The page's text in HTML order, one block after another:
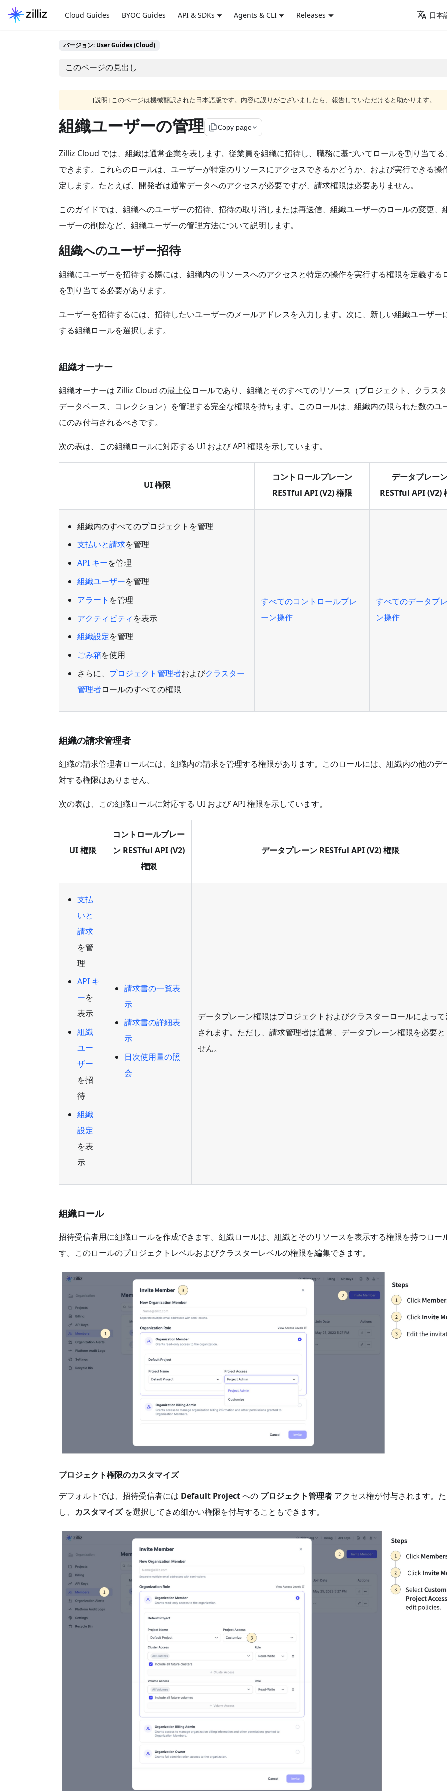
Cloud Guides BYOC Guides API & SDKs Agents & CLI Releases 日本
バージョン: User Guides (Cloud)
このページの見出し
[説明] このページは機械翻訳された日本語版です。内容に誤りがございましたら、報告していただけると助かります。
組織ユーザーの管理 file_copyCopy page
Zilliz Cloud では、組織は通常企業を表します。従業員を組織に招待し、職務に基づいてロールを割り当てる
できます。これらのロールは、ユーザーが特定のリソースにアクセスできるかどうか、および実行できる操
定します。たとえば、開発者は通常データへのアクセスが必要ですが、請求権限は必要ありません。
このガイドでは、組織へのユーザーの招待、招待の取り消しまたは再送信、組織ユーザーのロールの変更、
ーザーの削除など、組織ユーザーの管理方法について説明します。
組織へのユーザー招待
組織にユーザーを招待する際には、組織内のリソースへのアクセスと特定の操作を実行する権限を定義する
を割り当てる必要があります。
ユーザーを招待するには、招待したいユーザーのメールアドレスを入力します。次に、新しい組織ユーザー
する組織ロールを選択します。
組織オーナー
組織オーナーは Zilliz Cloud の最上位ロールであり、組織とそのすべてのリソース（プロジェクト、クラス
データベース、コレクション）を管理する完全な権限を持ちます。このロールは、組織内の限られた数のユ
にのみ付与されるべきです。
次の表は、この組織ロールに対応する UI および API 権限を示しています。
UI 権限
コントロールプレーン
RESTful API (V2) 権限
データプレーン
RESTful API (V2)
組織内のすべてのプロジェクトを管理
支払いと請求を管理
API キーを管理
組織ユーザーを管理
アラート を管理
アクティビティ を表示
組織設定を管理
ごみ箱を使用
さらに、 プロジェクト管理者およびクラスター
管理者ロールのすべての権限
すべてのコントロールプレ
ーン操作
すべてのデータプ
ン操作
組織の請求管理者
組織の請求管理者ロールには、組織内の請求を管理する権限があります。このロールには、組織内の他のデ
対する権限はありません。
次の表は、この組織ロールに対応する UI および API 権限を示しています。
UI 権限
コントロールプレー
ン RESTful API (V2)
権限
データプレーン RESTful API (V2) 権限
支払
いと
請求
を管
理
API キ
ーを
表示
組織
ユー
ザー
を招
待
組織
設定
を表
示
請求書の一覧表
示
請求書の詳細表
示
日次使用量の照
会
データプレーン権限はプロジェクトおよびクラスターロールによっ
されます。ただし、請求管理者は通常、データプレーン権限を必要
せん。
組織ロール
招待受信者用に組織ロールを作成できます。組織ロールは、組織とそのリソースを表示する権限を持つロー
す。このロールのプロジェクトレベルおよびクラスターレベルの権限を編集できます。
プロジェクト権限のカスタマイズ
デフォルトでは、招待受信者には Default Projectへの プロジェクト管理者 アクセス権が付与されます。
し、 カスタマイズを選択してきめ細かい権限を付与することもできます。